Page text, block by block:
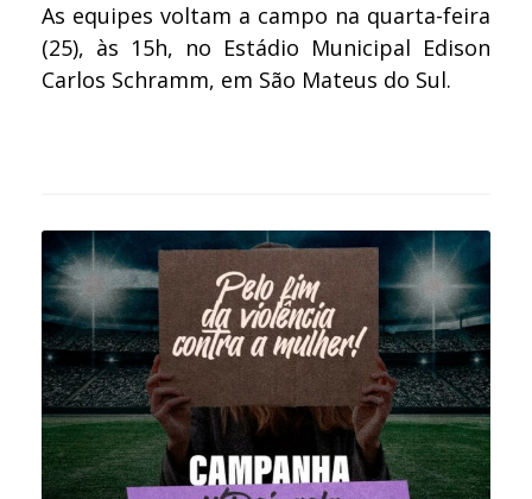
As equipes voltam a campo na quarta-feira
(25), às 15h, no Estádio Municipal Edison
Carlos Schramm, em São Mateus do Sul.